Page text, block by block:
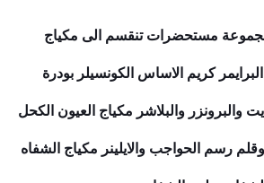
مستحضرات تنقسم الى مكياج
كريم الاساس الكونسيلر بودرة
والبرونزر والبلاشر مكياج العيون الكحل
رسم الحواجب والايلينر مكياج الشفاه